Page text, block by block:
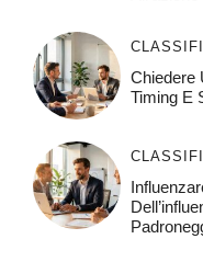
Chiedere
Timing E